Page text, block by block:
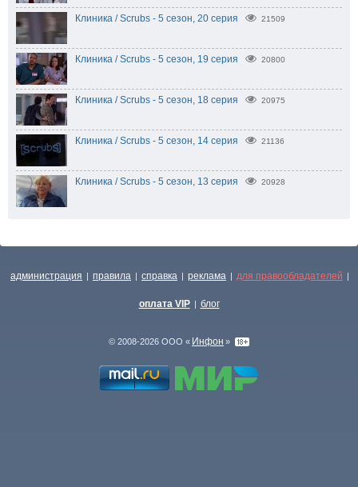
Клиника / Scrubs - 5 сезон, 20 серия 21509
Клиника / Scrubs - 5 сезон, 19 серия 20800
Клиника / Scrubs - 5 сезон, 18 серия 20975
Клиника / Scrubs - 5 сезон, 14 серия 21136
Клиника / Scrubs - 5 сезон, 13 серия 20928
администрация | правила | справка | реклама | для правообладателей |
оплата VIP | блог
© 2008-2026 ООО « Инфон »